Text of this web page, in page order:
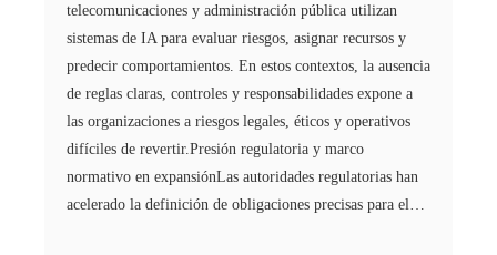
telecomunicaciones y administración pública utilizan
sistemas de IA para evaluar riesgos, asignar recursos y
predecir comportamientos. En estos contextos, la ausencia
de reglas claras, controles y responsabilidades expone a
las organizaciones a riesgos legales, éticos y operativos
difíciles de revertir.Presión regulatoria y marco
normativo en expansiónLas autoridades regulatorias han
acelerado la definición de obligaciones precisas para el…